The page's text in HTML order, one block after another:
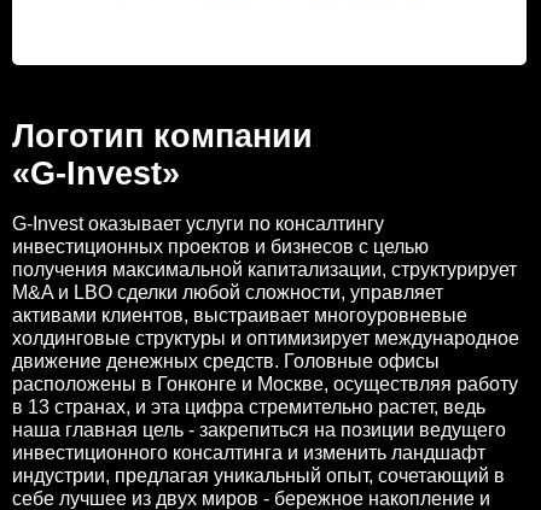
Логотип компании
«G-Invest»
G-Invest оказывает услуги по консалтингу
инвестиционных проектов и бизнесов с целью
получения максимальной капитализации, структурирует
M&A и LBO сделки любой сложности, управляет
активами клиентов, выстраивает многоуровневые
холдинговые структуры и оптимизирует международное
движение денежных средств. Головные офисы
расположены в Гонконге и Москве, осуществляя работу
в 13 странах, и эта цифра стремительно растет, ведь
наша главная цель - закрепиться на позиции ведущего
инвестиционного консалтинга и изменить ландшафт
индустрии, предлагая уникальный опыт, сочетающий в
себе лучшее из двух миров - бережное накопление и